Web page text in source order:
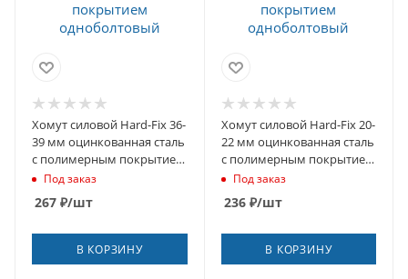
Хомут силовой Hard-Fix 36-
39 мм оцинкованная сталь
с полимерным покрытием
одноболтовый
Под заказ
267 ₽/шт
В КОРЗИНУ
Хомут силовой Hard-Fix 20-
22 мм оцинкованная сталь
с полимерным покрытием
одноболтовый
Под заказ
236₽/шт
В КОРЗИНУ